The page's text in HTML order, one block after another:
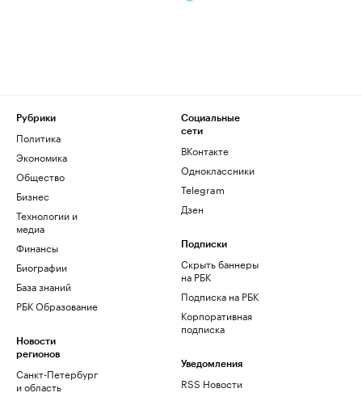
Рубрики
Политика
Экономика
Общество
Бизнес
Технологии и
медиа
Финансы
Биографии
База знаний
РБК Образование
Новости
регионов
Санкт-Петербург
и область
Социальные
сети
ВКонтакте
Одноклассники
Telegram
Дзен
Подписки
Скрыть баннеры
на РБК
Подписка на РБК
Корпоративная
подписка
Уведомления
RSS Новости